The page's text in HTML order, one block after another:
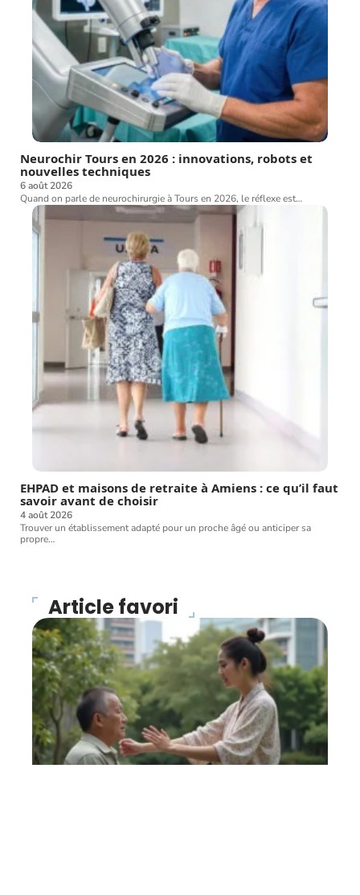
Neurochir Tours en 2026 : innovations, robots et
nouvelles techniques
6 août 2026
Quand on parle de neurochirurgie à Tours en 2026, le réflexe est…
EHPAD et maisons de retraite à Amiens : ce qu’il faut
savoir avant de choisir
4 août 2026
Trouver un établissement adapté pour un proche âgé ou anticiper sa
propre…
Article favori